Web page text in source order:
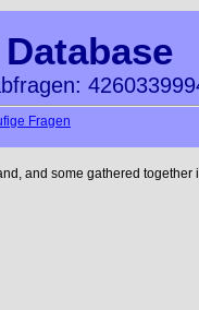
Fragen
and some gathered